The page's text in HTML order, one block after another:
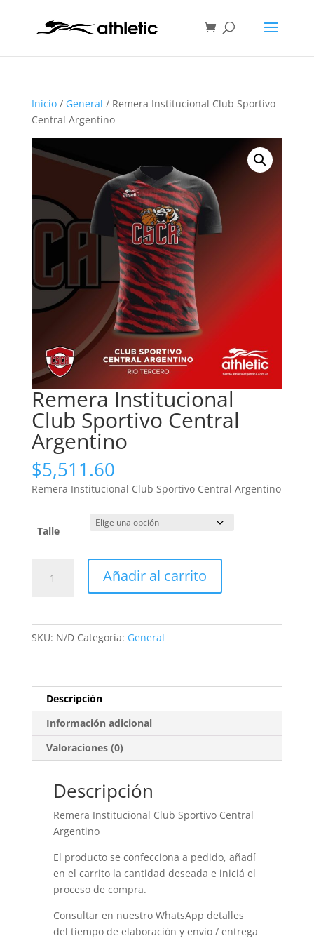
Inicio/ General / Remera Institucional Club Sportivo
Central Argentino
Remera Institucional
Club Sportivo Central
Argentino
$5,511.60
Remera Institucional Club Sportivo Central Argentino
Talle
Institucional
Añadir al carrito
SKU: N/D Categoría: General
Descripción
Información adicional
Valoraciones (0)
Descripción
Remera Institucional Club Sportivo Central
Argentino
El producto se confecciona a pedido, añadí
en el carrito la cantidad deseada e iniciá el
proceso de compra.
Consultar en nuestro WhatsApp detalles
del tiempo de elaboración y envío / entrega